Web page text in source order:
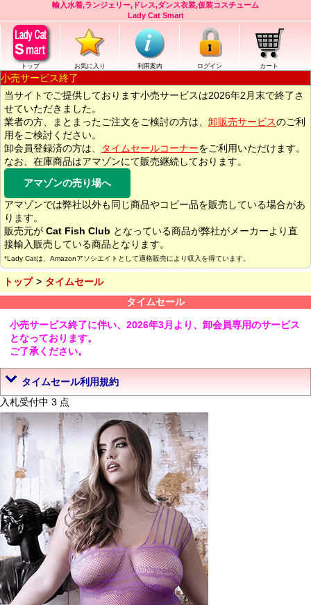
輸入水着,ランジェリー,ドレス,ダンス衣装,仮装コスチューム
Lady Cat Smart
トップ お気に入り 利用案内 ログイン カート
小売サービス終了
当サイトでご提供しております小売サービスは2026年2月末で終了さ
せていただきました。
業者の方、まとまったご注文をご検討の方は、 卸販売サービスのご利
用をご検討ください。
卸会員登録済の方は、
タイムセールコーナーをご利用いただけます。
なお、在庫商品はアマゾンにて販売継続しております。
アマゾンの売り場へ
アマゾンでは弊社以外も同じ商品やコピー品を販売している場合があ
ります。
販売元が Cat Fish Club となっている商品が弊社がメーカーより直
接輸入販売している商品となります。
*Lady Catは、Amazonアソシエイトとして適格販売により収入を得ています。
トップ
タイムセール
タイムセール
小売サービス終了に伴い、2026年3月より、卸会員専用のサービス
となっております。
ご了承ください。
タイムセール利用規約
入札受付中 3 点